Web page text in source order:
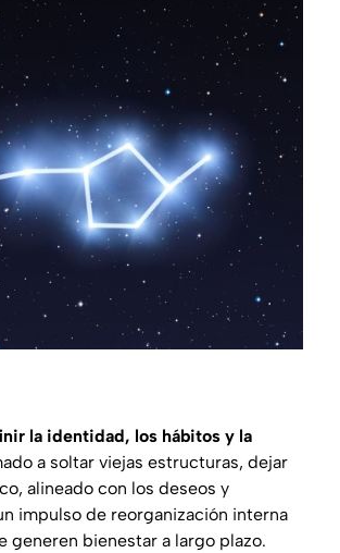
la identidad, los hábitos y la
a soltar viejas estructuras, dejar
alineado con los deseos y
impulso de reorganización interna
bienestar a largo plazo.